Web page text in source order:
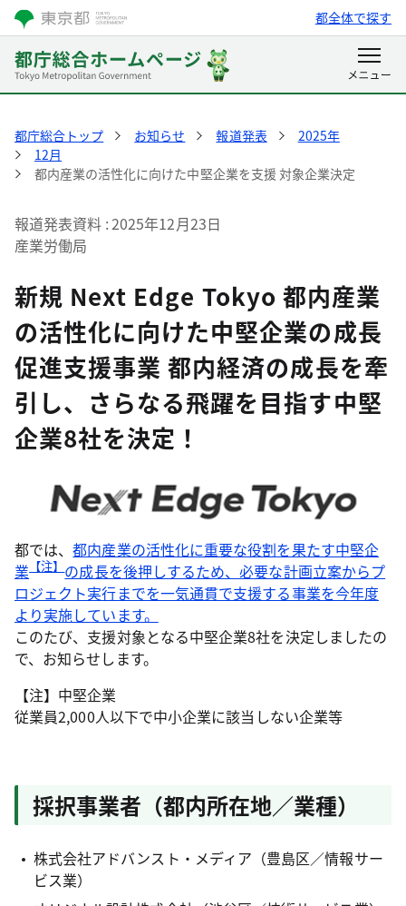
都全体で探す
都庁総合トップ お知らせ 報道発表
2025年
12月
都内産業の活性化に向けた中堅企業を支援 対象企業決定
報道発表資料 2025年12月23日
産業労働局
新規 Next Edge Tokyo 都内産業
の活性化に向けた中堅企業の成長
促進支援事業 都内経済の成長を牽
引し、さらなる飛躍を目指す中堅
企業8社を決定！
都では、都内産業の活性化に重要な役割を果たす中堅企
業 【注】 の成長を後押しするため、必要な計画立案からプ
ロジェクト実行までを一気通貫で支援する事業を今年度
より実施しています。
このたび、支援対象となる中堅企業8社を決定しましたの
で、お知らせします。
【注】中堅企業
従業員2,000人以下で中小企業に該当しない企業等
採択事業者（都内所在地／業種）
株式会社アドバンスト・メディア（豊島区／情報サー
ビス業）